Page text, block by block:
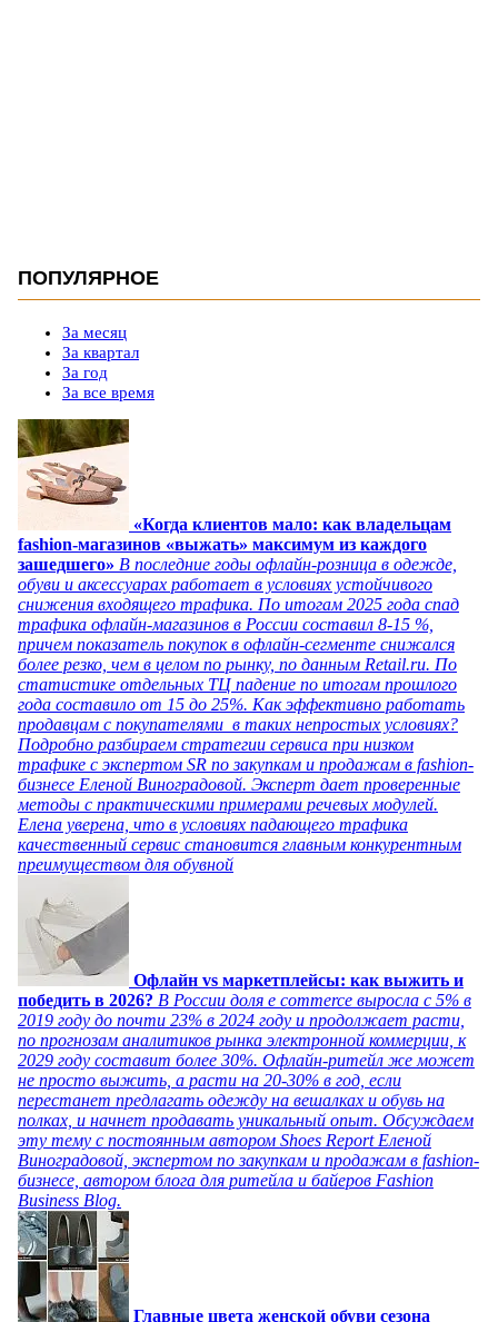
ПОПУЛЯРНОЕ
За месяц
За квартал
За год
За все время
«Когда клиентов мало: как владельцам
fashion-магазинов «выжать» максимум из каждого
зашедшего» В последние годы офлайн-розница в одежде,
обуви и аксессуарах работает в условиях устойчивого
снижения входящего трафика. По итогам 2025 года спад
трафика офлайн-магазинов в России составил 8-15 %,
причем показатель покупок в офлайн-сегменте снижался
более резко, чем в целом по рынку, по данным Retail.ru. По
статистике отдельных ТЦ падение по итогам прошлого
года составило от 15 до 25%. Как эффективно работать
продавцам с покупателями в таких непростых условиях?
Подробно разбираем стратегии сервиса при низком
трафике с экспертом SR по закупкам и продажам в fashion-
бизнесе Еленой Виноградовой. Эксперт дает проверенные
методы с практическими примерами речевых модулей.
Елена уверена, что в условиях падающего трафика
качественный сервис становится главным конкурентным
преимуществом для обувной
Офлайн vs маркетплейсы: как выжить и
победить в 2026? В России доля e commerce выросла с 5% в
2019 году до почти 23% в 2024 году и продолжает расти,
по прогнозам аналитиков рынка электронной коммерции, к
2029 году составит более 30%. Офлайн-ритейл же может
не просто выжить, а расти на 20-30% в год, если
перестанет предлагать одежду на вешалках и обувь на
полках, и начнет продавать уникальный опыт. Обсуждаем
эту тему с постоянным автором Shoes Report Еленой
Виноградовой, экспертом по закупкам и продажам в fashion-
бизнесе, автором блога для ритейла и байеров Fashion
Business Blog.
Главные цвета женской обуви сезона